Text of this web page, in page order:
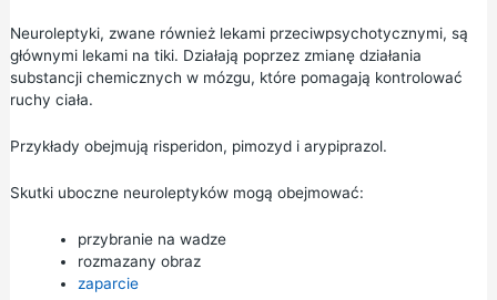
Neuroleptyki, zwane również lekami przeciwpsychotycznymi, są
głównymi lekami na tiki. Działają poprzez zmianę działania
substancji chemicznych w mózgu, które pomagają kontrolować
ruchy ciała.
Przykłady obejmują risperidon, pimozyd i arypiprazol.
Skutki uboczne neuroleptyków mogą obejmować:
przybranie na wadze
rozmazany obraz
zaparcie